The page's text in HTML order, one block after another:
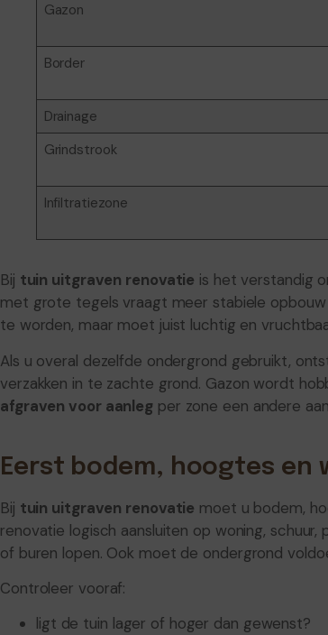
Gazon
Border
Drainage
Grindstrook
Infiltratiezone
Bij tuin uitgraven renovatie is het verstandig
met grote tegels vraagt meer stabiele
te worden, maar moet juist luchtig en
Als u overal dezelfde ondergrond gebruikt,
verzakken in te zachte grond. Gazon wordt
afgraven voor aanleg per zone een andere
Eerst bodem, hoogtes en
Bij tuin uitgraven renovatie moet u bodem,
renovatie logisch aansluiten op woning,
of buren lopen. Ook moet de ondergrond
Controleer vooraf:
ligt de tuin lager of hoger dan gewenst?